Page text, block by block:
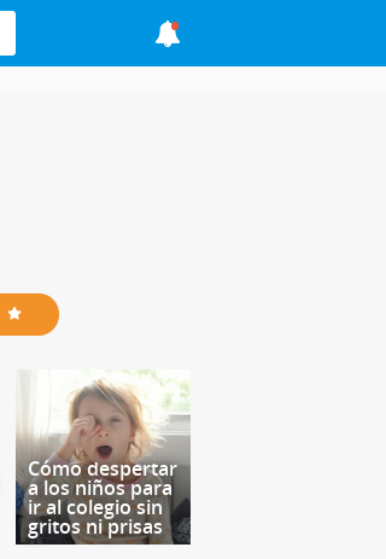
Cómo despertar
a los niños para
ir al colegio sin
gritos ni prisas